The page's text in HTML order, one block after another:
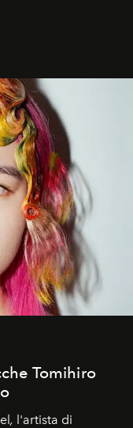
Tomihiro
, l'artista di